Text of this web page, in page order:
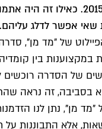
שאי אפשר לדלג
שודר הפיילוט של
במקצוענות בין
של הסדרה רוכשים
בסביבה, זה נראה
"מד מן", נתן לנו